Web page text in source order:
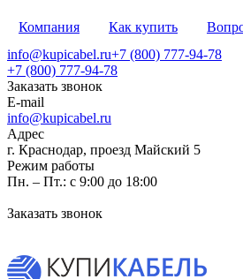
Компания Как купить
info@kupicabel.ru+7 (800) 777-94-78
+7 (800) 777-94-78
Заказать звонок
E-mail
info@kupicabel.ru
Адрес
г. Краснодар, проезд Майский 5
Режим работы
Пн. – Пт.: с 9:00 до 18:00
Заказать звонок